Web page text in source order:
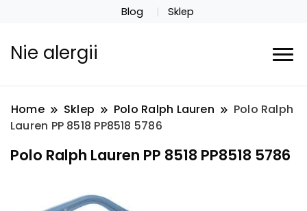
Blog Sklep
Nie alergii
Home Sklep Polo Ralph Lauren
Polo Ralph
Lauren PP 8518 PP8518 5786
Polo Ralph Lauren PP 8518 PP8518 5786